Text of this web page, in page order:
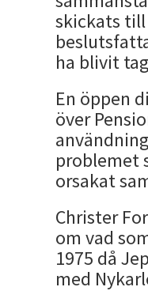
skickats till
ha blivit
En öppen
över
problemet
orsakat
Christer
om vad
1975 då
med